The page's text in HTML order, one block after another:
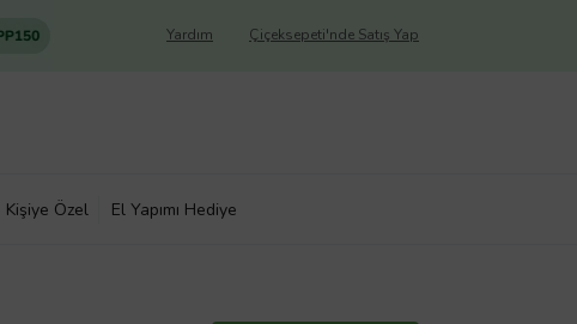
Çiçeksepeti'nde Satış Yap
Yardım
Kişiye Özel El Yapımı Hediye